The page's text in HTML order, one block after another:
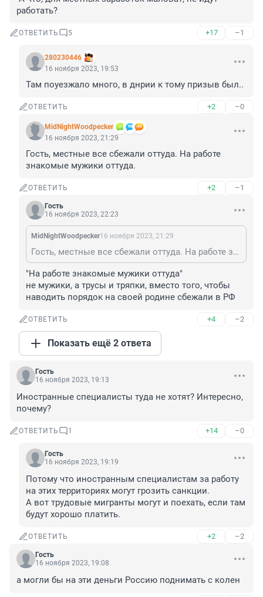
работать?
ОТВЕТИТЬ 5 +17 –1
280230446
16 ноября 2023, 19:53
Там поуезжало много, в днрии к тому призыв был..
ОТВЕТИТЬ +2 –0
MidNightWoodpecker
16 ноября 2023, 21:29
Гость, местные все сбежали оттуда. На работе
знакомые мужики оттуда.
ОТВЕТИТЬ +2 –1
Гость
16 ноября 2023, 22:23
MidNightWoodpecker16 ноября 2023, 21:29
Гость, местные все сбежали оттуда. На работе знакомые мужики оттуда.
"На работе знакомые мужики оттуда"
не мужики, а трусы и тряпки, вместо того, чтобы
наводить порядок на своей родине сбежали в РФ
ОТВЕТИТЬ +4 –2
Показать ещё 2 ответа
Гость
16 ноября 2023, 19:13
Иностранные специалисты туда не хотят? Интересно,
почему?
ОТВЕТИТЬ 1 +14 –0
Гость
16 ноября 2023, 19:19
Потому что иностранным специалистам за работу
на этих территориях могут грозить санкции.
А вот трудовые мигранты могут и поехать, если там
будут хорошо платить.
ОТВЕТИТЬ +2 –2
Гость
16 ноября 2023, 19:08
а могли бы на эти деньги Россию поднимать с колен